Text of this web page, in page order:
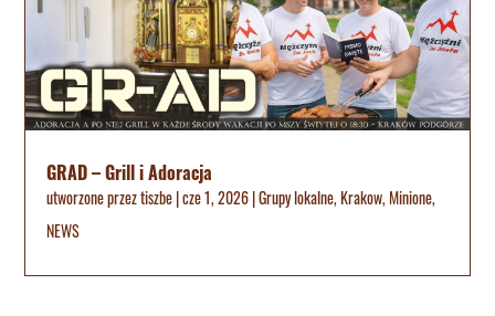
GRAD – Grill i Adoracja
utworzone przeztiszbe|cze 1, 2026|Grupy lokalne,Krakow,Minione,
NEWS